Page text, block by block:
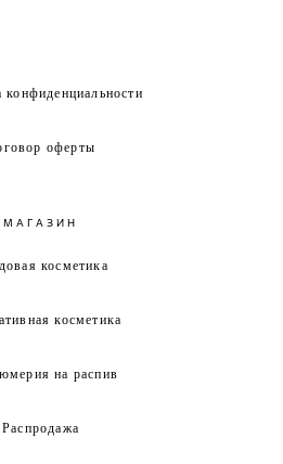
оферты
МАГАЗИН
косметика
косметика
на распив
Распродажа